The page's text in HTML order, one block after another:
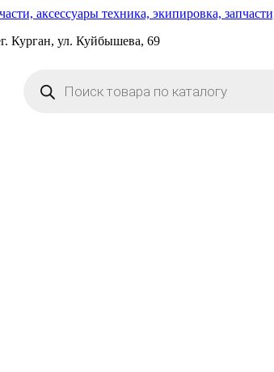
г. Курган, ул. Куйбышева, 69
товаров